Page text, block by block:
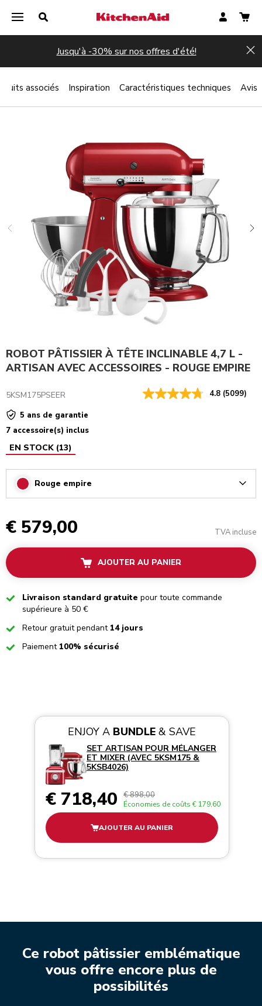
Jusqu'à -30% sur nos offres d'été!
ROBOT PÂTISSIER À TÊTE INCLINABLE 4,7 L -
ARTISAN AVEC ACCESSOIRES - ROUGE EMPIRE
5KSM175PSEER 4.8 (5099)
5 ans de garantie
7 accessoire(s) inclus
EN STOCK (13)
Rouge empire
€ 579,00 TVA incluse
AJOUTER AU PANIER
CheckedLivraison standard gratuite pour toute commande
supérieure à 50 €
CheckedRetour gratuit pendant 14 jours
CheckedPaiement 100% sécurisé
ENJOY A BUNDLE& SAVE
SET ARTISAN POUR MÉLANGER
ET MIXER (AVEC 5KSM175 &
5KSB4026)
€ 718,40 € 898,00
Économies de coûts € 179,60
AJOUTER AU PANIER
Ce robot pâtissier emblématique
vous offre encore plus de
possibilités
associés Inspiration Caractéristiques techniques Avis